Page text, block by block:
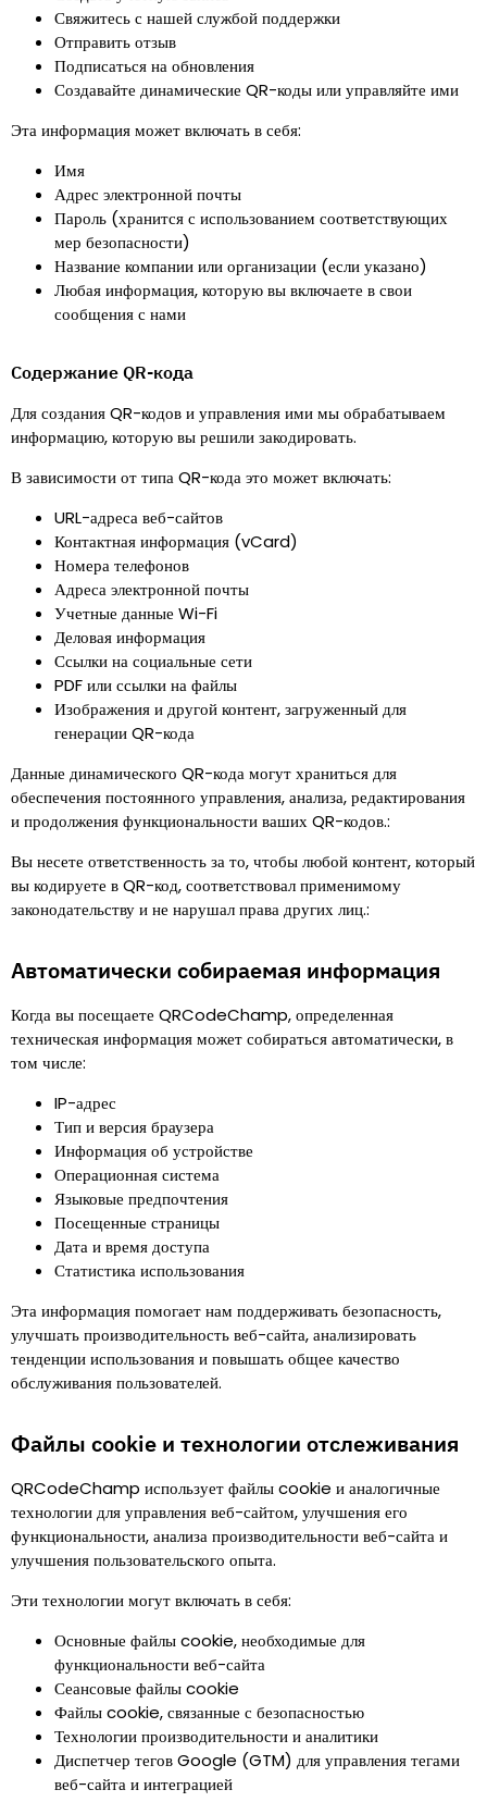
Свяжитесь с нашей службой поддержки
Отправить отзыв
Подписаться на обновления
Создавайте динамические QR-коды или управляйте ими
Эта информация может включать в себя:
Имя
Адрес электронной почты
Пароль (хранится с использованием соответствующих
мер безопасности)
Название компании или организации (если указано)
Любая информация, которую вы включаете в свои
сообщения с нами
Содержание QR-кода
Для создания QR-кодов и управления ими мы обрабатываем
информацию, которую вы решили закодировать.
В зависимости от типа QR-кода это может включать:
URL-адреса веб-сайтов
Контактная информация (vCard)
Номера телефонов
Адреса электронной почты
Учетные данные Wi-Fi
Деловая информация
Ссылки на социальные сети
PDF или ссылки на файлы
Изображения и другой контент, загруженный для
генерации QR-кода
Данные динамического QR-кода могут храниться для
обеспечения постоянного управления, анализа, редактирования
и продолжения функциональности ваших QR-кодов.:
Вы несете ответственность за то, чтобы любой контент, который
вы кодируете в QR-код, соответствовал применимому
законодательству и не нарушал права других лиц.:
Автоматически собираемая информация
Когда вы посещаете QRCodeChamp, определенная
техническая информация может собираться автоматически, в
том числе:
IP-адрес
Тип и версия браузера
Информация об устройстве
Операционная система
Языковые предпочтения
Посещенные страницы
Дата и время доступа
Статистика использования
Эта информация помогает нам поддерживать безопасность,
улучшать производительность веб-сайта, анализировать
тенденции использования и повышать общее качество
обслуживания пользователей.
Файлы cookie и технологии отслеживания
QRCodeChamp использует файлы cookie и аналогичные
технологии для управления веб-сайтом, улучшения его
функциональности, анализа производительности веб-сайта и
улучшения пользовательского опыта.
Эти технологии могут включать в себя:
Основные файлы cookie, необходимые для
функциональности веб-сайта
Сеансовые файлы cookie
Файлы cookie, связанные с безопасностью
Технологии производительности и аналитики
Диспетчер тегов Google (GTM) для управления тегами
веб-сайта и интеграцией